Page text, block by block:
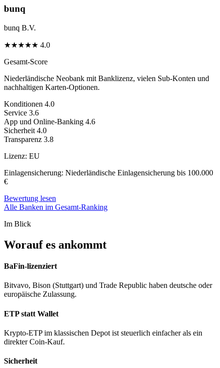
bunq
bunq B.V.
★★★★★ 4.0
Gesamt-Score
Niederländische Neobank mit Banklizenz, vielen Sub-Konten und
nachhaltigen Karten-Optionen.
Konditionen 4.0
Service 3.6
App und Online-Banking 4.6
Sicherheit 4.0
Transparenz 3.8
Lizenz: EU
Einlagensicherung: Niederländische Einlagensicherung bis 100.000
€
Bewertung lesen
Alle Banken im Gesamt-Ranking
Im Blick
Worauf es ankommt
BaFin-lizenziert
Bitvavo, Bison (Stuttgart) und Trade Republic haben deutsche oder
europäische Zulassung.
ETP statt Wallet
Krypto-ETP im klassischen Depot ist steuerlich einfacher als ein
direkter Coin-Kauf.
Sicherheit